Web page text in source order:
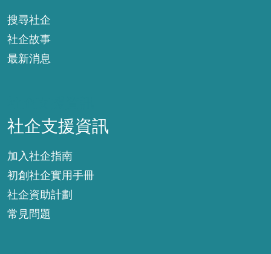
搜尋社企
社企故事
最新消息
社企支援資訊
加入社企指南
初創社企實用手冊
社企資助計劃
常見問題